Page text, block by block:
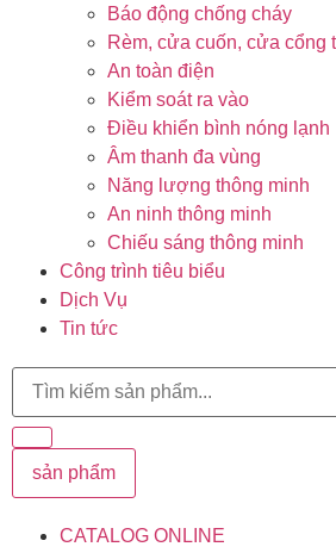
Báo động chống cháy
Rèm, cửa cuốn, cửa cổng
An toàn điện
Kiểm soát ra vào
Điều khiển bình nóng lạnh
Âm thanh đa vùng
Năng lượng thông minh
An ninh thông minh
Chiếu sáng thông minh
Công trình tiêu biểu
Dịch Vụ
Tin tức
sản phẩm
CATALOG ONLINE